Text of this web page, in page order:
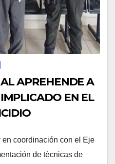
APREHENDE A
EN EL
coordinación con el Eje
de técnicas de